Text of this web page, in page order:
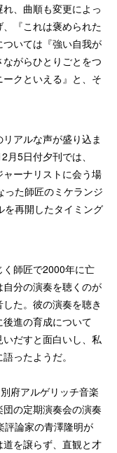
、曲順も変更によっ
『これは褒められた
いては『強い自我が
がらひとりごとをつ
クといえる』と、そ
アルな声が盛り込ま
5日付夕刊では、
ャーナリストに会う場
った師匠のミケランジ
を再開したタイミング
師匠で2000年に亡
分の演奏を聴くのが
た。彼の演奏を聴き
進の育成について
だすと面白いし、私
ったようだ。
府アルゲリッチ音楽
の定期演奏会の演奏
評論家の青澤隆明が
道を譲らず、直観と才